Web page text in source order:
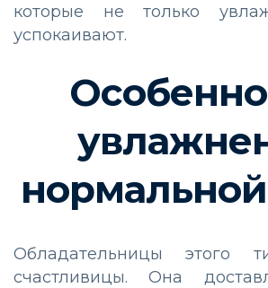
которые не только
успокаивают.
Обладательницы этого
счастливицы. Она